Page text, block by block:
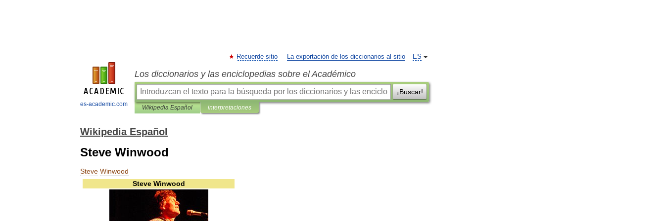
es-academic.com
ES
Recuerde sitio La exportación de los diccionarios al sitio
Los diccionarios y las enciclopedias sobre el Académico
¡Buscar!
Wikipedia Español interpretaciones
Wikipedia Español
Steve Winwood
Steve Winwood
Steve Winwood